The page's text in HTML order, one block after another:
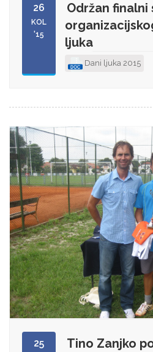
26
KOL
'15
Održan finalni
ljuka
Dani ljuka 2015
25
Tino Zanjko